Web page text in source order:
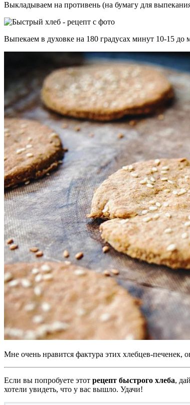
Выкладываем на противень (на бумагу для
Выпекаем в духовке на 180 градусах минут 10-15
Мне очень нравится фактура этих хлебцев-печенек,
Если вы попробуете этот рецепт быстрого хлеба,
хотели увидеть, что у вас вышло. Удачи!